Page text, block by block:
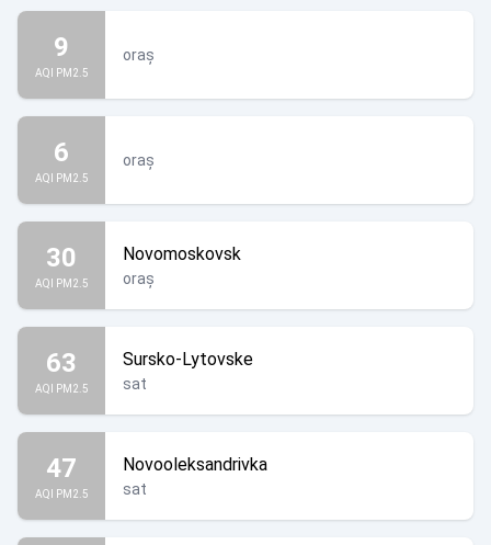
9
AQI PM2.5
oraș
6
AQI PM2.5
oraș
30
AQI PM2.5
Novomoskovsk
oraș
63
AQI PM2.5
Sursko-Lytovske
sat
47
AQI PM2.5
Novooleksandrivka
sat